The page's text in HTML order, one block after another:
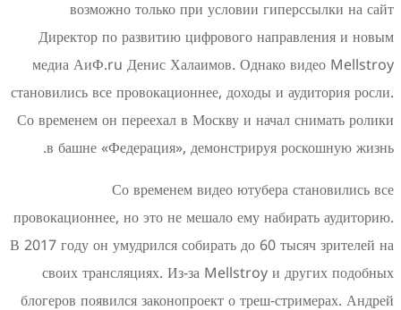
возможно только при условии
Директор по развитию цифрового
медиа АиФ.ru Денис Халаимов. Однако
становились все провокационнее, доходы и
Со временем он переехал в Москву и начал
в башне «Федерация», демонстрируя
Со временем видео ютубера
провокационнее, но это не мешало ему
В 2017 году он умудрился собирать до 60
своих трансляциях. Из-за Mellstroy и
блогеров появился законопроект о треш-